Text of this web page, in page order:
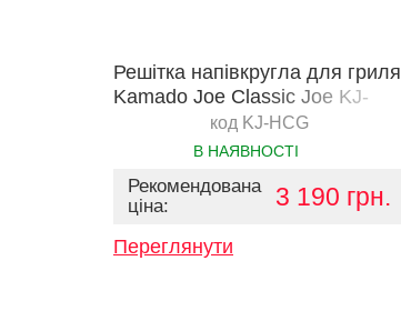
Решітка напівкругла для гриля
Kamado Joe Classic Joe KJ-
код KJ-HCG
В НАЯВНОСТІ
Рекомендована
ціна:
3 190 грн.
Переглянути